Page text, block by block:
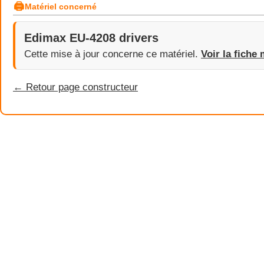
🖨Matériel concerné
Edimax EU-4208 drivers
Cette mise à jour concerne ce matériel. Voir la fiche
← Retour page constructeur